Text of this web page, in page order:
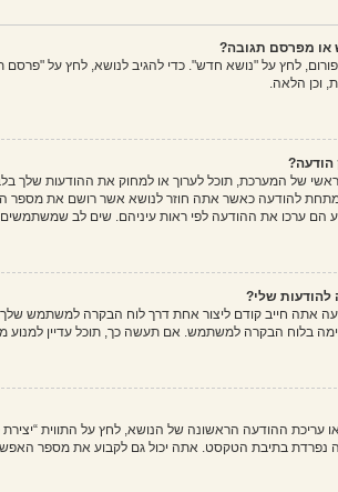
או מפרסם תגובה?
לחץ על "נושא חדש". כדי להגיב לנושא, לחץ על
וכן הלאה.
הודעה?
של המערכת, תוכל לערוך או למחוק את ההודעות שלך
להודעה כאשר אתה חוזר לנושא אשר רושם את מספר
ערכו את ההודעה לפי ראות עיניהם. שים לב שמשתמשים
להודעות שלי?
אתה חייב קודם ליצור אחת דרך לוח הבקרה למשתמש
בלוח הבקרה למשתמש. אם תעשה כך, תוכל עדיין למנוע
עריכת ההודעה הראשונה של הנושא, לחץ על התווית